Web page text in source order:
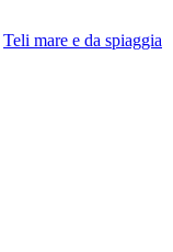
Teli mare e da spiaggia